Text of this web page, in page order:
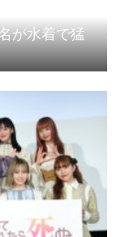
が水着で猛